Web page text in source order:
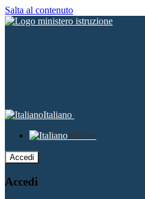
Salta al contenuto
Italiano
Italiano
Accedi
Accedi